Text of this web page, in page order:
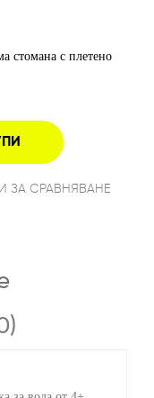
стомана с плетено
ЗА СРАВНЯВАНЕ